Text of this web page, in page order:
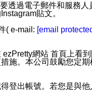
透過電子郵件和服務
貼文。
( e-mail: [email
網站 首頁上看
施。本公司鼓勵您定
登出帳號。若您是與